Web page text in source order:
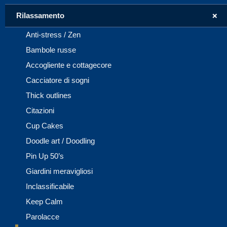
+
Rilassamento
Anti-stress / Zen
Bambole russe
Accogliente e cottagecore
Cacciatore di sogni
Thick outlines
Citazioni
Cup Cakes
Doodle art / Doodling
Pin Up 50’s
Giardini meravigliosi
Inclassificabile
Keep Calm
Parolacce